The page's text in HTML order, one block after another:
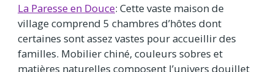
La Paresse en Douce: Cette vaste maison de
village comprend 5 chambres d’hôtes dont
certaines sont assez vastes pour accueillir des
familles. Mobilier chiné, couleurs sobres et
matières naturelles composent l’univers douillet